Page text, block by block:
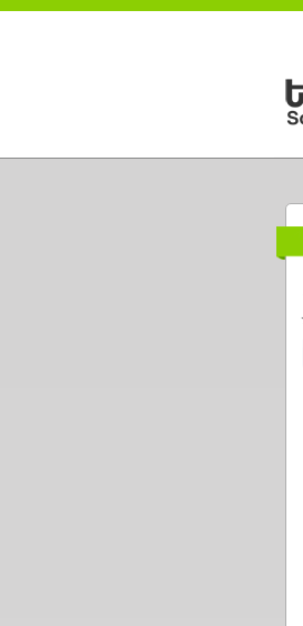
Direkt zum Inhalt